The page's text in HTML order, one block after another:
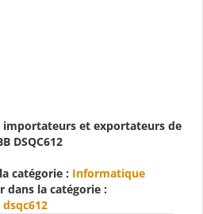
importateurs et exportateurs de
DSQC612
catégorie : Informatique
dans la catégorie :
dsqc612